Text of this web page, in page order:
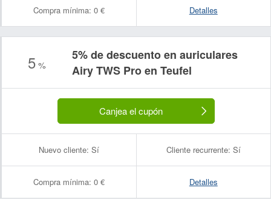
Compra mínima: 0 € Detalles
5%
5% de descuento en auriculares
Airy TWS Pro en Teufel
Canjea el cupón
Nuevo cliente: Sí Cliente recurrente: Sí
Compra mínima: 0 € Detalles
Nombre:
Correo electrónico: